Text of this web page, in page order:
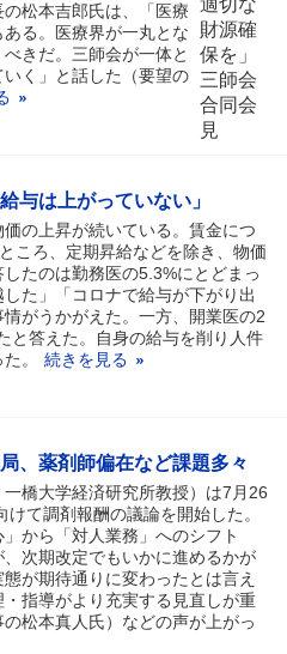
松本吉郎氏は、「医療
る。医療界が一丸とな
きだ。三師会が一体と
く」と話した（要望の
与は上がっていない」
の上昇が続いている。賃金につ
ころ、定期昇給などを除き、物価
たのは勤務医の5.3%にとどまっ
た」「コロナで給与が下がり出
がうかがえた。一方、開業医の2
と答えた。自身の給与を削り人件
。
続きを見る
、薬剤師偏在など課題多々
橋大学経済研究所教授）は7月26
て調剤報酬の議論を開始した。
から「対人業務」へのシフト
次期改定でもいかに進めるかが
が期待通りに変わったとは言え
指導がより充実する見直しが重
松本真人氏）などの声が上がっ